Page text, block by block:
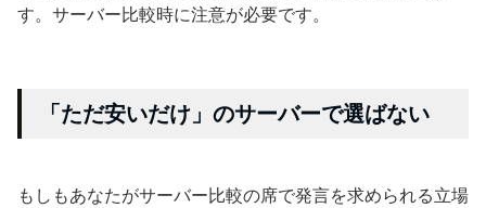
す。サーバー比較時に注意が必要です。
「ただ安いだけ」のサーバーで選ばない
もしもあなたがサーバー比較の席で発言を求められる立場